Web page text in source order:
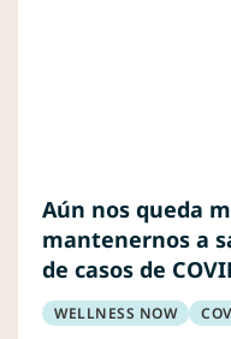
Aún nos queda
mantenernos a
de casos de
WELLNESS NOW